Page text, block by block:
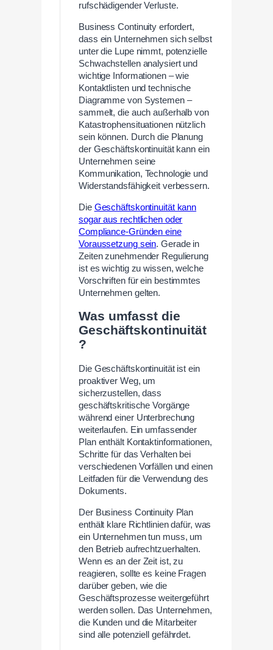
rufschädigender Verluste.
Business Continuity erfordert,
dass ein Unternehmen sich selbst
unter die Lupe nimmt, potenzielle
Schwachstellen analysiert und
wichtige Informationen – wie
Kontaktlisten und technische
Diagramme von Systemen –
sammelt, die auch außerhalb von
Katastrophensituationen nützlich
sein können. Durch die Planung
der Geschäftskontinuität kann ein
Unternehmen seine
Kommunikation, Technologie und
Widerstandsfähigkeit verbessern.
Die Geschäftskontinuität kann
sogar aus rechtlichen oder
Compliance-Gründen eine
Voraussetzung sein. Gerade in
Zeiten zunehmender Regulierung
ist es wichtig zu wissen, welche
Vorschriften für ein bestimmtes
Unternehmen gelten.
Was umfasst die
Geschäftskontinuität
?
Die Geschäftskontinuität ist ein
proaktiver Weg, um
sicherzustellen, dass
geschäftskritische Vorgänge
während einer Unterbrechung
weiterlaufen. Ein umfassender
Plan enthält Kontaktinformationen,
Schritte für das Verhalten bei
verschiedenen Vorfällen und einen
Leitfaden für die Verwendung des
Dokuments.
Der Business Continuity Plan
enthält klare Richtlinien dafür, was
ein Unternehmen tun muss, um
den Betrieb aufrechtzuerhalten.
Wenn es an der Zeit ist, zu
reagieren, sollte es keine Fragen
darüber geben, wie die
Geschäftsprozesse weitergeführt
werden sollen. Das Unternehmen,
die Kunden und die Mitarbeiter
sind alle potenziell gefährdet.